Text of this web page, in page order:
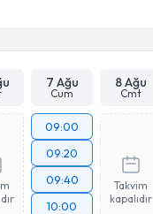
7 Ağu
Cum
8 Ağu
Cmt
09:00
09:20
09:40
10:00
Takvim
kapalıdır